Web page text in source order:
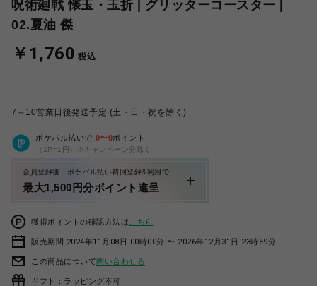
呪術廻戦 懐玉・玉折 | グリッターコースター |
02.夏油 傑
￥1,760 税込
7～10営業日後発送予定 (土・日・祝を除く)
ポケパル払いで 0〜0ポイント
（1P=1円）※キャンペーン分除く
会員登録後、ポケパル払い初回登録&利用で
最大1,500円分ポイント進呈
獲得ポイントの確認方法は こちら
販売期間 2024年11月08日 00時00分 〜 2026年12月31日 23時59分
この商品について問い合わせる
ギフト：ラッピング不可